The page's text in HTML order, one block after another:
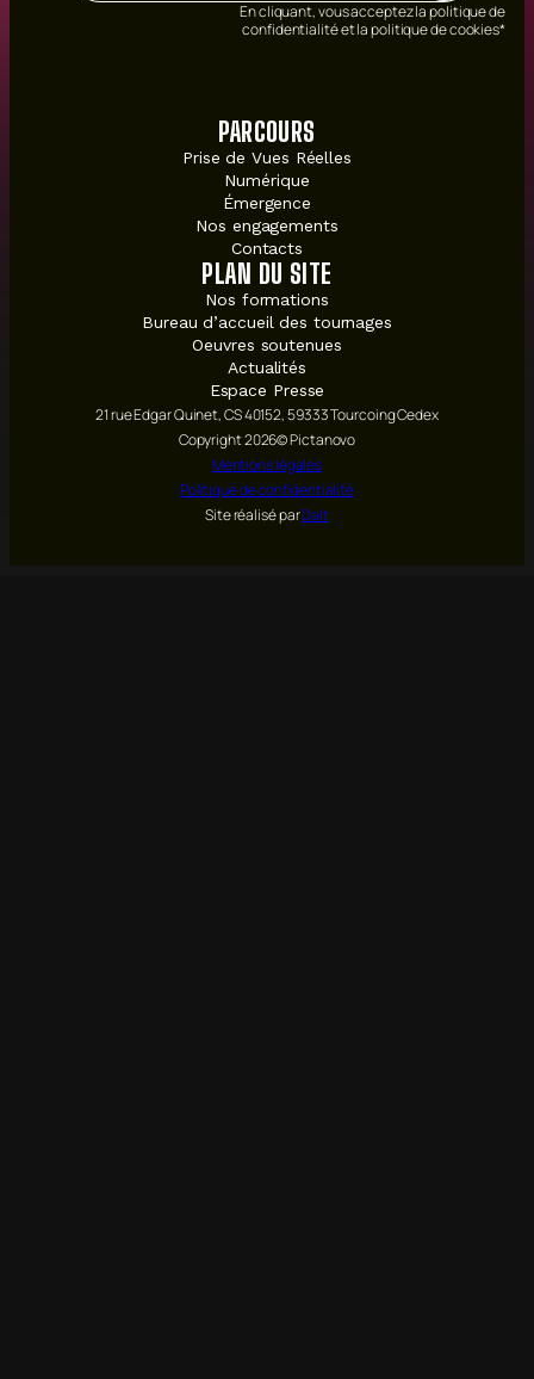
PARCOURS
Prise de Vues Réelles
Numérique
Émergence
Nos engagements
Contacts
PLAN DU SITE
Nos formations
Bureau d’accueil des tournages
Oeuvres soutenues
Actualités
Espace Presse
En cliquant, vous acceptez la politique de
confidentialité et la politique de cookies*
21 rue Edgar Quinet, CS 40152, 59333 Tourcoing Cedex
Copyright 2026© Pictanovo
Mentions légales
Politique de confidentialité
Site réalisé parDalt